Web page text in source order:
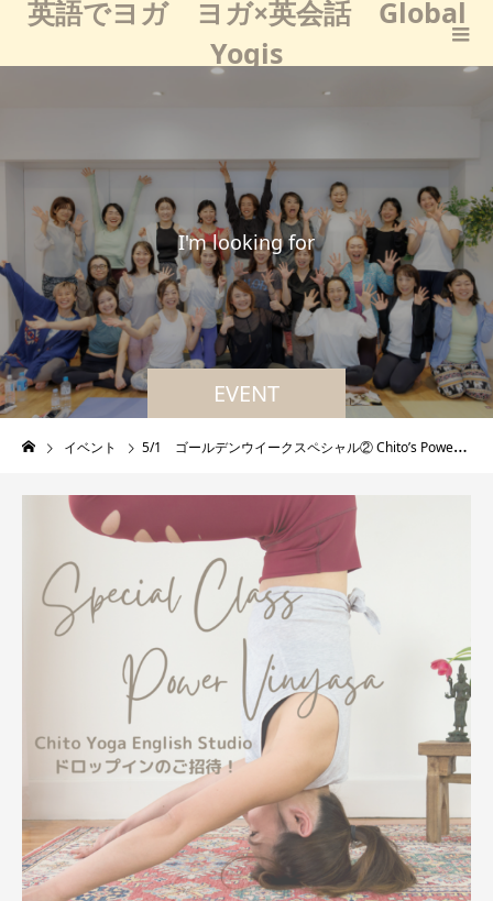
英語でヨガ ヨガ×英会話 Global
Yogis
EVENT
I'm looking forward
イベント 5/1 ゴールデンウイークスペシャル② Chito’s Power Flow Vinyasa